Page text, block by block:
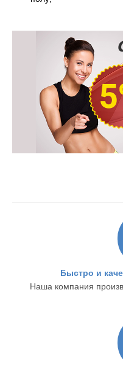
Быстро и
Наша компания